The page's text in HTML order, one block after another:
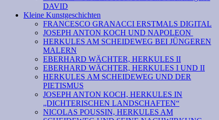
DAVID
Kleine Kunstgeschichten
FRANCESCO GRANACCI ERSTMALS DIGITAL
JOSEPH ANTON KOCH UND NAPOLEON
HERKULES AM SCHEIDEWEG BEI JÜNGEREN
MALERN
EBERHARD WÄCHTER, HERKULES II
EBERHARD WÄCHTER, HERKULES I UND II
HERKULES AM SCHEIDEWEG UND DER
PIETISMUS
JOSEPH ANTON KOCH, HERKULES IN
„DICHTERISCHEN LANDSCHAFTEN“
NICOLAS POUSSIN, HERKULES AM